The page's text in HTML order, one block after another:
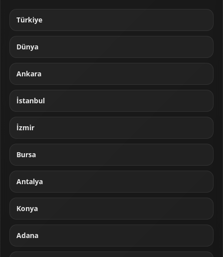
Türkiye
Dünya
Ankara
İstanbul
İzmir
Bursa
Antalya
Konya
Adana